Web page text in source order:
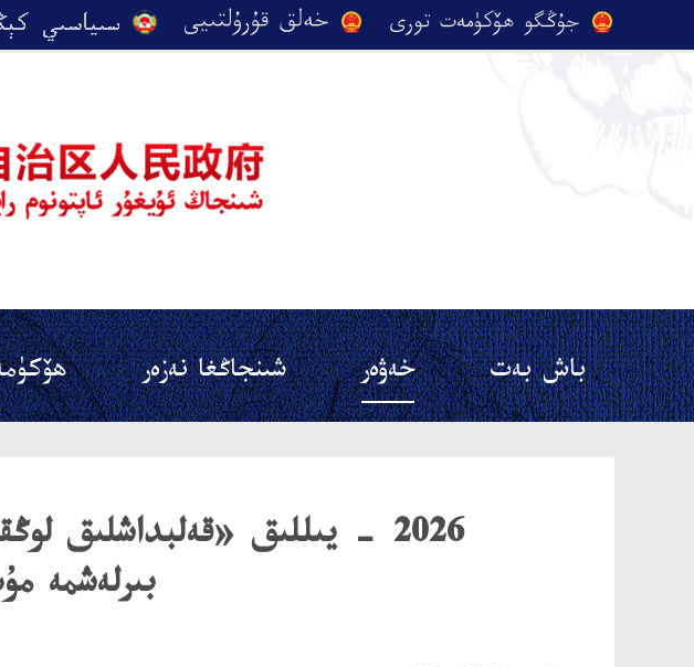
باش بەت خەۋەر شىنجاڭغا نەزەر
2026 - يىللىق «قەلبداشلىق
بىرلەشمە